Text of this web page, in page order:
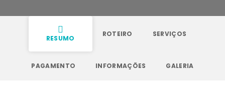
RESUMO
ROTEIRO SERVIÇOS
PAGAMENTO INFORMAÇÕES GALERIA